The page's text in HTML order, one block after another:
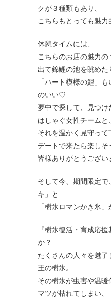
クが３種類もあり、
こちらもとっても魅
休憩タイムには、
こちらのお店の魅力
出て錦鯉の池を眺めた
「ハート模様の鯉」
のいい♡
夢中で探して、見つけ
はしゃぐ女性チームと、
それを温かく見守って
デートで来たら楽しそ
皆様ありがとうござい
そして今、期間限定
キ」と
「樹氷ロマンかき氷
『樹氷復活・育成応
か？
たくさんの人々を魅
王の樹氷。
その樹氷が虫害や温
マツが枯れてしまい、